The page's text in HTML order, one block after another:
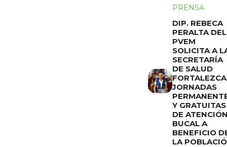
PRENSA
DIP. REBECA
PERALTA DEL
PVEM
SOLICITA A
SECRETARÍA
DE SALUD
FORTALEZCA
JORNADAS
Y GRATUITAS
DE
BUCAL A
BENEFICIO
LA